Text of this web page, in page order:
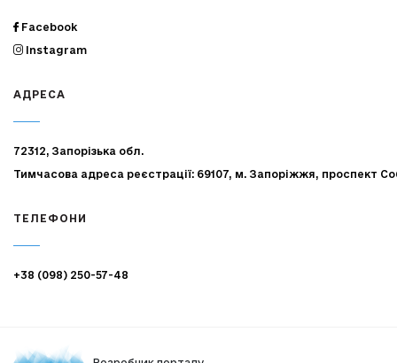
Facebook
Instagram
АДРЕСА
72312, Запорізька обл.
Тимчасова адреса реєстрації: 69107, м. Запоріжжя, проспект
ТЕЛЕФОНИ
+38 (098) 250-57-48